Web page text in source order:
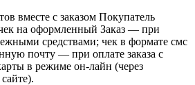
вместе с заказом Покупатель
на оформленный Заказ — при
средствами; чек в формате смс
почту — при оплате заказа с
в режиме он-лайн (через